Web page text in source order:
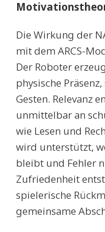
Die Wirkung der
mit dem ARCS-
Der Roboter
physische
Gesten. Relevanz
unmittelbar an
wie Lesen und
wird unterstützt,
bleibt und Fehler
Zufriedenheit
spielerische
gemeinsame